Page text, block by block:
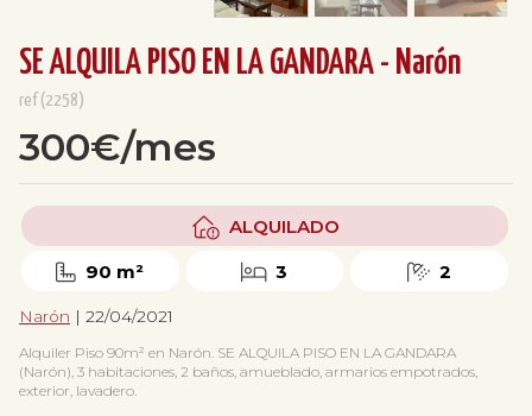
SE ALQUILA PISO EN LA GANDARA - Narón
ref(2258)
300€/mes
ALQUILADO
90 m² 3 2
Narón | 22/04/2021
Alquiler Piso 90m² en Narón. SE ALQUILA PISO EN LA GANDARA
(Narón), 3 habitaciones, 2 baños, amueblado, armarios empotrados,
exterior, lavadero.